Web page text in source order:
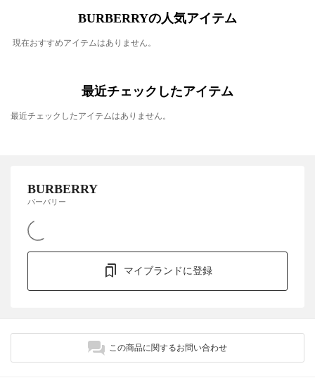
BURBERRYの人気アイテム
現在おすすめアイテムはありません。
最近チェックしたアイテム
最近チェックしたアイテムはありません。
BURBERRY
バーバリー
マイブランドに登録
この商品に関するお問い合わせ